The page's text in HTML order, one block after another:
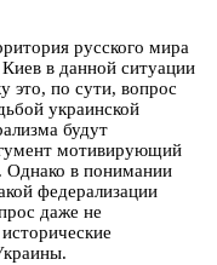
русского мира
в данной ситуации
это, по сути, вопрос
украинской
будут
мотивирующий
Однако в понимании
федерализации
даже не